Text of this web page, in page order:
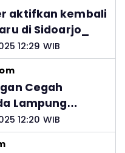
aktifkan kembali
di Sidoarjo_
12:29 WIB
Cegah
Lampung
Orang Tua
12:20 WIB